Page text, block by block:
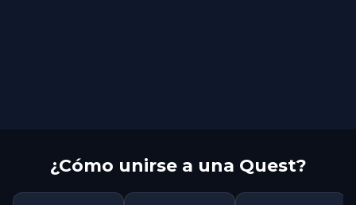
¿Cómo unirse a una Quest?